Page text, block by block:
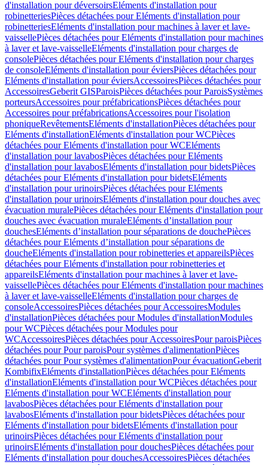
d'installation pour déversoirsEléments d'installation pour
robinetteriesPièces détachées pour Eléments d'installation pour
robinetteriesEléments d'installation pour machines à laver et lave-
vaissellePièces détachées pour Eléments d'installation pour machines
à laver et lave-vaisselleEléments d'installation pour charges de
consolePièces détachées pour Eléments d'installation pour charges
de consoleEléments d'installation pour éviersPièces détachées pour
Eléments d'installation pour éviersAccessoiresPièces détachées pour
AccessoiresGeberit GISParoisPièces détachées pour ParoisSystèmes
porteursAccessoires pour préfabricationsPièces détachées pour
Accessoires pour préfabricationsAccessoires pour l'isolation
phoniqueRevêtementsEléments d'installationPièces détachées pour
Eléments d'installationEléments d'installation pour WCPièces
détachées pour Eléments d'installation pour WCEléments
d'installation pour lavabosPièces détachées pour Eléments
d'installation pour lavabosEléments d'installation pour bidetsPièces
détachées pour Eléments d'installation pour bidetsEléments
d'installation pour urinoirsPièces détachées pour Eléments
d'installation pour urinoirsEléments d'installation pour douches avec
évacuation muralePièces détachées pour Eléments d'installation pour
douches avec évacuation muraleEléments d’installation pour
douchesEléments d’installation pour séparations de douchePièces
détachées pour Eléments d’installation pour séparations de
doucheEléments d'installation pour robinetteries et appareilsPièces
détachées pour Eléments d'installation pour robinetteries et
appareilsEléments d'installation pour machines à laver et lave-
vaissellePièces détachées pour Eléments d'installation pour machines
à laver et lave-vaisselleEléments d'installation pour charges de
consoleAccessoiresPièces détachées pour AccessoiresModules
d'installationPièces détachées pour Modules d'installationModules
pour WCPièces détachées pour Modules pour
WCAccessoiresPièces détachées pour AccessoiresPour paroisPièces
détachées pour Pour paroisPour systèmes d'alimentationPièces
détachées pour Pour systèmes d'alimentationPour évacuationGeberit
KombifixEléments d'installationPièces détachées pour Eléments
d'installationEléments d'installation pour WCPièces détachées pour
Eléments d'installation pour WCEléments d'installation pour
lavabosPièces détachées pour Eléments d'installation pour
lavabosEléments d'installation pour bidetsPièces détachées pour
Eléments d'installation pour bidetsEléments d'installation pour
urinoirsPièces détachées pour Eléments d'installation pour
urinoirsEléments d'installation pour douchesPièces détachées pour
Eléments d'installation pour douchesAccessoiresPièces détachées